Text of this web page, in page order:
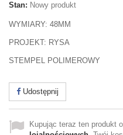
Stan: Nowy produkt
WYMIARY: 48MM
PROJEKT: RYSA
STEMPEL POLIMEROWY
Udostępnij
Kupując teraz ten produkt